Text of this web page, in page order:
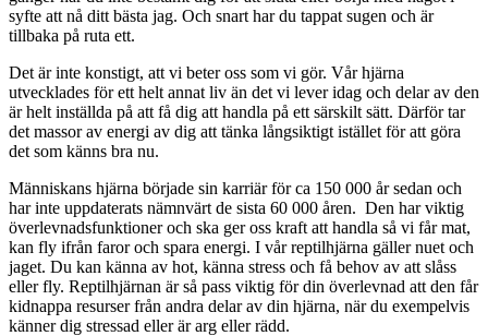
syfte att nå ditt bästa jag. Och snart har du tappat sugen och är
tillbaka på ruta ett.
Det är inte konstigt, att vi beter oss som vi gör. Vår hjärna
utvecklades för ett helt annat liv än det vi lever idag och delar av den
är helt inställda på att få dig att handla på ett särskilt sätt. Därför tar
det massor av energi av dig att tänka långsiktigt istället för att göra
det som känns bra nu.
Människans hjärna började sin karriär för ca 150 000 år sedan och
har inte uppdaterats nämnvärt de sista 60 000 åren. Den har viktig
överlevnadsfunktioner och ska ger oss kraft att handla så vi får mat,
kan fly ifrån faror och spara energi. I vår reptilhjärna gäller nuet och
jaget. Du kan känna av hot, känna stress och få behov av att slåss
eller fly. Reptilhjärnan är så pass viktig för din överlevnad att den får
kidnappa resurser från andra delar av din hjärna, när du exempelvis
känner dig stressad eller är arg eller rädd.